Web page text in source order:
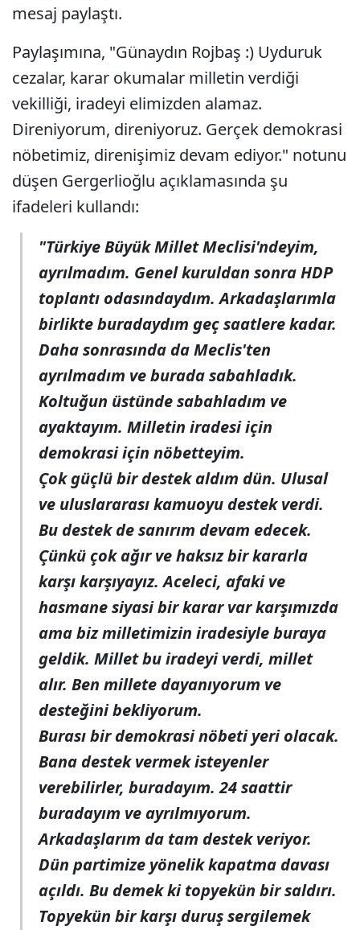
mesaj paylaştı.
Paylaşımına, "Günaydın Rojbaş :) Uyduruk
cezalar, karar okumalar milletin verdiği
vekilliği, iradeyi elimizden alamaz.
Direniyorum, direniyoruz. Gerçek demokrasi
nöbetimiz, direnişimiz devam ediyor." notunu
düşen Gergerlioğlu açıklamasında şu
ifadeleri kullandı:
"Türkiye Büyük Millet Meclisi'ndeyim,
ayrılmadım. Genel kuruldan sonra HDP
toplantı odasındaydım. Arkadaşlarımla
birlikte buradaydım geç saatlere kadar.
Daha sonrasında da Meclis'ten
ayrılmadım ve burada sabahladık.
Koltuğun üstünde sabahladım ve
ayaktayım. Milletin iradesi için
demokrasi için nöbetteyim.
Çok güçlü bir destek aldım dün. Ulusal
ve uluslararası kamuoyu destek verdi.
Bu destek de sanırım devam edecek.
Çünkü çok ağır ve haksız bir kararla
karşı karşıyayız. Aceleci, afaki ve
hasmane siyasi bir karar var karşımızda
ama biz milletimizin iradesiyle buraya
geldik. Millet bu iradeyi verdi, millet
alır. Ben millete dayanıyorum ve
desteğini bekliyorum.
Burası bir demokrasi nöbeti yeri olacak.
Bana destek vermek isteyenler
verebilirler, buradayım. 24 saattir
buradayım ve ayrılmıyorum.
Arkadaşlarım da tam destek veriyor.
Dün partimize yönelik kapatma davası
açıldı. Bu demek ki topyekün bir saldırı.
Topyekün bir karşı duruş sergilemek